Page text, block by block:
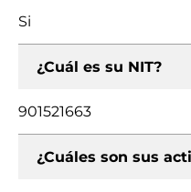
Si
¿Cuál es su NIT?
901521663
¿Cuáles son sus